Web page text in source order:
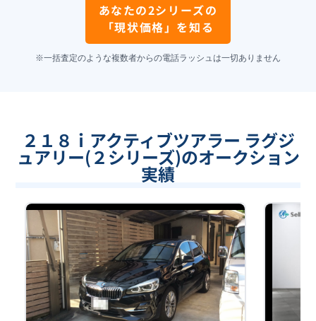
あなたの2シリーズの
「現状価格」を知る
※一括査定のような複数者からの電話ラッシュは一切ありません
２１８ｉアクティブツアラー ラグジ
ュアリー(２シリーズ)のオークション
実績